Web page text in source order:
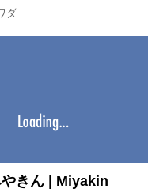
ダ
きん | Miyakin